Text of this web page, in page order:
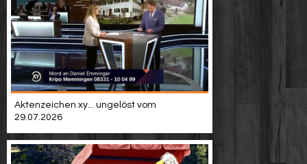
Aktenzeichen xy... ungelöst vom
29.07.2026